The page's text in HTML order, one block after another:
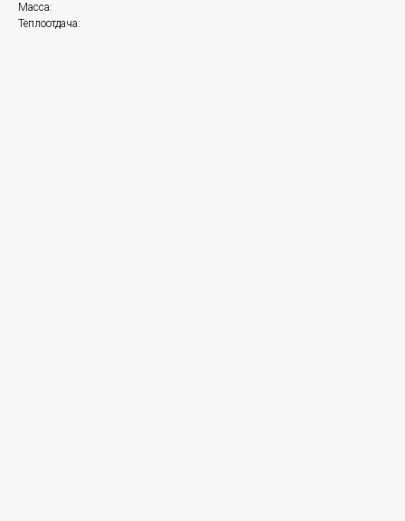
Масса:
Теплоотдача: